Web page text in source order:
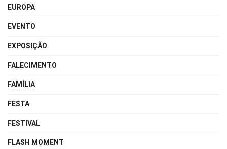
EUROPA
EVENTO
EXPOSIÇÃO
FALECIMENTO
FAMÍLIA
FESTA
FESTIVAL
FLASH MOMENT